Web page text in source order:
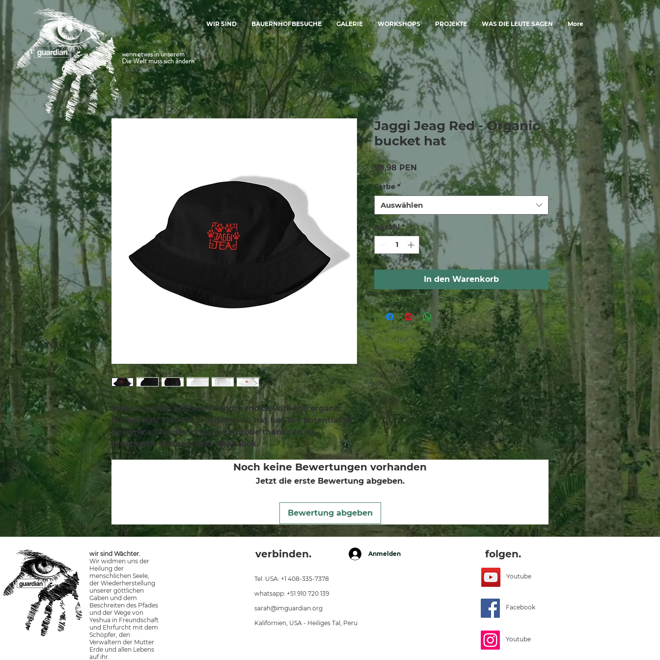
wenn etwas in unserem
Die Welt muss sich ändern
WIR SIND BAUERNHOFBESUCHE GALERIE WORKSHOPS PROJEKTE WAS DIE LEUTE SAGEN More
Make a stylish and eco-friendly choice with the organic
bucket hat! This 100% cotton twill hat has the potential to
become a favorite in your wardrobe thanks to its
breathable material and clean look.
Jaggi Jeag Red - Organic
bucket hat
98,98 PEN
Farbe *
Auswählen
Anzahl *
In den Warenkorb
Noch keine Bewertungen vorhanden
Jetzt die erste Bewertung abgeben.
Bewertung abgeben
wir sind Wächter.
Wir widmen uns der
Heilung der
menschlichen Seele,
der Wiederherstellung
unserer göttlichen
Gaben und dem
Beschreiten des Pfades
und der Wege von
Yeshua in Freundschaft
und Ehrfurcht mit dem
Schöpfer, den
Verwaltern der Mutter
Erde und allen Lebens
auf ihr.
verbinden. Anmelden
Tel. USA: +1 408-335-7378
whatsapp: +51 910 720 139
sarah@imguardian.org
Kalifornien, USA - Heiliges Tal, Peru
folgen.
Youtube
Facebook
Youtube